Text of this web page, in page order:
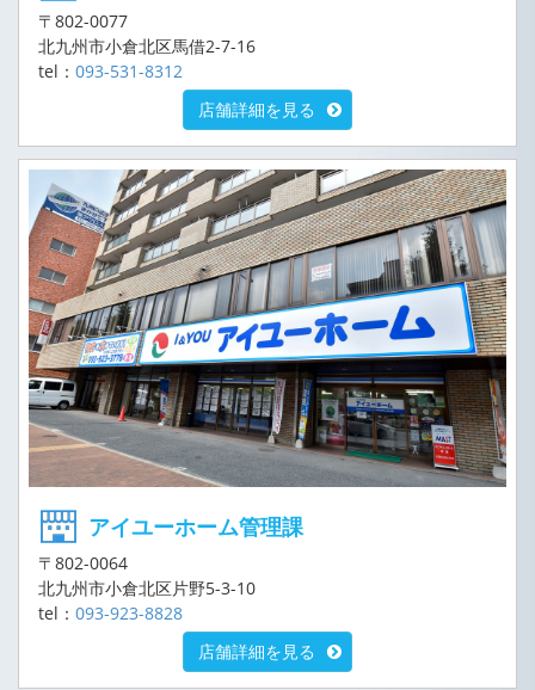
〒802-0077
北九州市小倉北区馬借2-7-16
tel： 093-531-8312
店舗詳細を見る
アイユーホーム管理課
〒802-0064
北九州市小倉北区片野5-3-10
tel： 093-923-8828
店舗詳細を見る